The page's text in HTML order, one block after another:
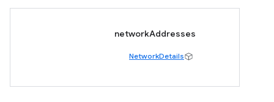
networkAddresses
NetworkDetails